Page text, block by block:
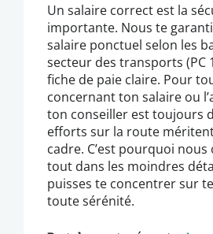
Un salaire correct est la
importante. Nous te
salaire ponctuel selon les
secteur des transports (PC
fiche de paie claire. Pour
concernant ton salaire ou
ton conseiller est toujours
efforts sur la route
cadre. C’est pourquoi
tout dans les moindres
puisses te concentrer sur
toute sérénité.